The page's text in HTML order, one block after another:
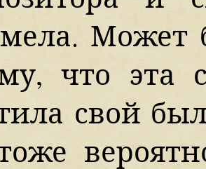
Может
что эта
свой